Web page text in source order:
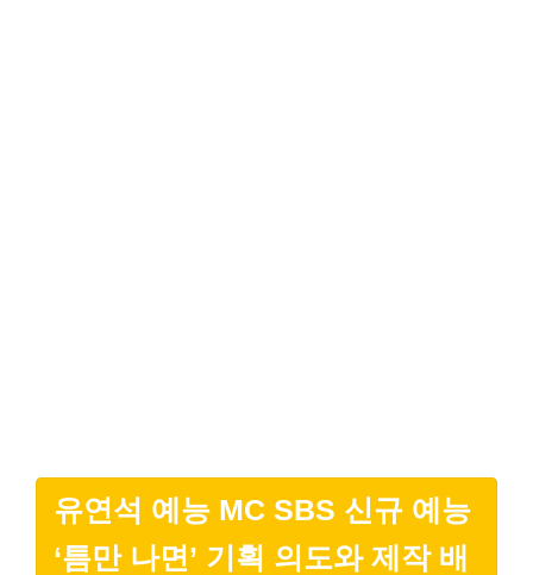
유연석 예능 MC SBS 신규 예능
‘틈만 나면’ 기획 의도와 제작 배